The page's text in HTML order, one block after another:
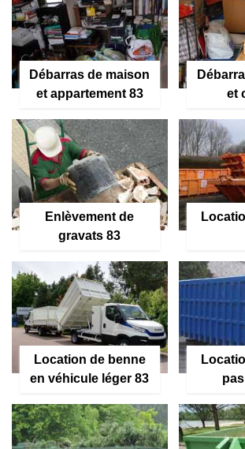
Débarras de maison
et appartement 83
et
Enlèvement de
gravats 83
Location de benne
en véhicule léger 83